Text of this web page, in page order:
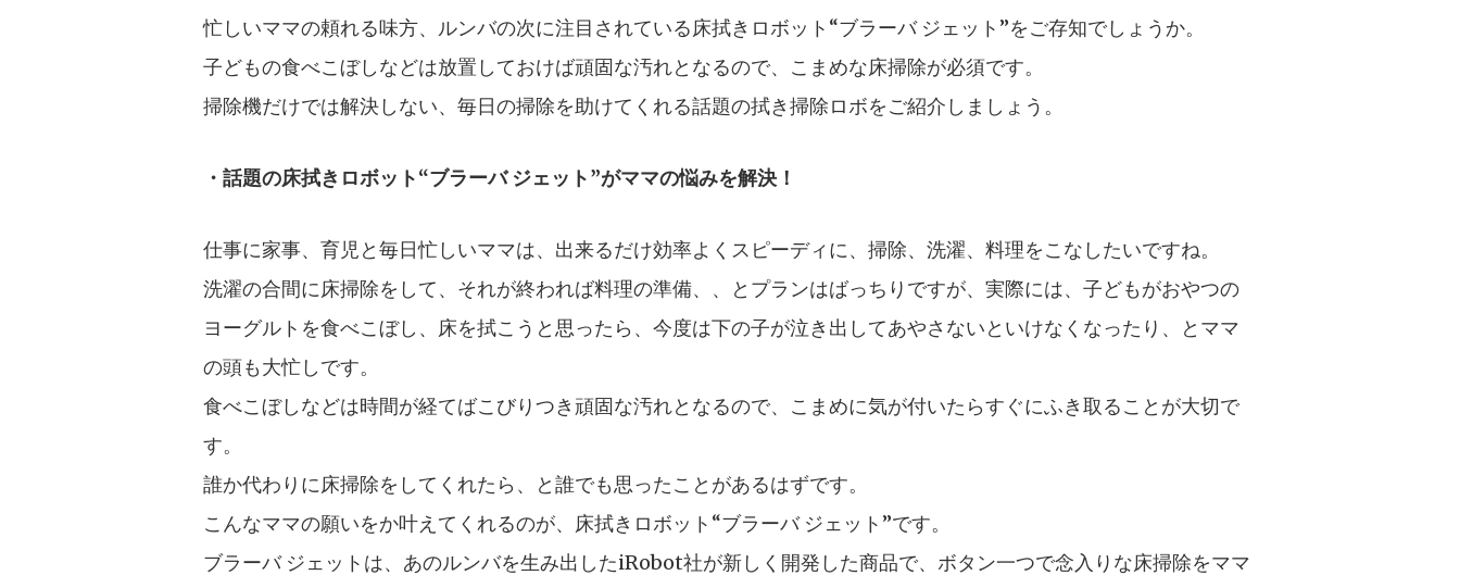
忙しいママの頼れる味方、ルンバの次に注目されている床拭きロボット“ブラーバ ジェット”をご存知でしょうか。
子どもの食べこぼしなどは放置しておけば頑固な汚れとなるので、こまめな床掃除が必須です。
掃除機だけでは解決しない、毎日の掃除を助けてくれる話題の拭き掃除ロボをご紹介しましょう。
・話題の床拭きロボット“ブラーバ ジェット”がママの悩みを解決！
仕事に家事、育児と毎日忙しいママは、出来るだけ効率よくスピーディに、掃除、洗濯、料理をこなしたいですね。
洗濯の合間に床掃除をして、それが終われば料理の準備、、とプランはばっちりですが、実際には、子どもがおやつの
ヨーグルトを食べこぼし、床を拭こうと思ったら、今度は下の子が泣き出してあやさないといけなくなったり、とママ
の頭も大忙しです。
食べこぼしなどは時間が経てばこびりつき頑固な汚れとなるので、こまめに気が付いたらすぐにふき取ることが大切で
す。
誰か代わりに床掃除をしてくれたら、と誰でも思ったことがあるはずです。
こんなママの願いをか叶えてくれるのが、床拭きロボット“ブラーバ ジェット”です。
ブラーバ ジェットは、あのルンバを生み出したiRobot社が新しく開発した商品で、ボタン一つで念入りな床掃除をママ